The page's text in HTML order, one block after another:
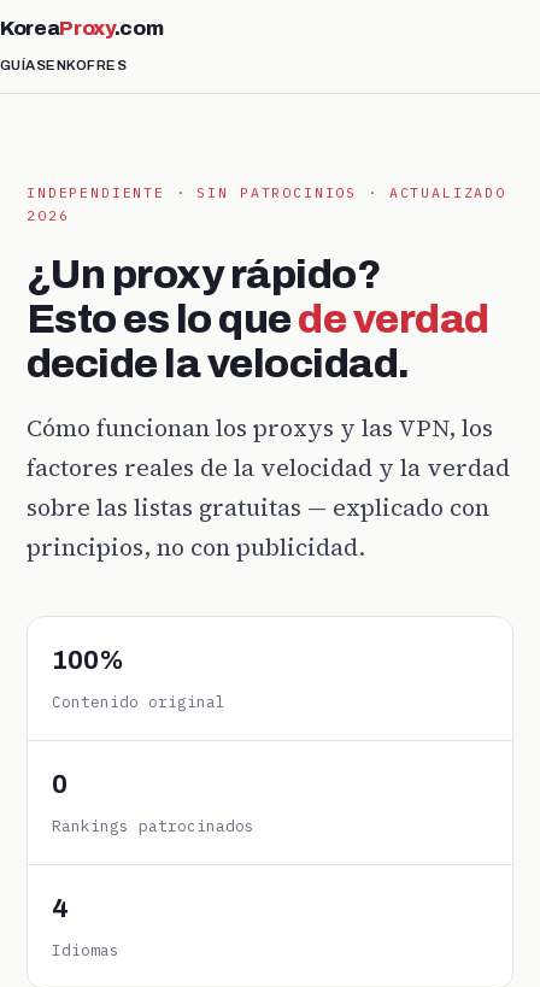
KoreaProxy.com
GUÍASENKOFRES
INDEPENDIENTE · SIN PATROCINIOS · ACTUALIZADO
2026
¿Un proxy rápido?
Esto es lo quede verdad
decide la velocidad.
Cómo funcionan los proxys y las VPN, los
factores reales de la velocidad y la verdad
sobre las listas gratuitas — explicado con
principios, no con publicidad.
100%
Contenido original
0
Rankings patrocinados
4
Idiomas